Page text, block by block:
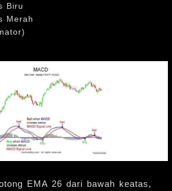
Biru
Merah
EMA 26 dari bawah keatas,